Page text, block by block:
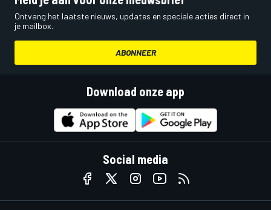
Ontvang het laatste nieuws, updates en speciale acties direct in
je mailbox.
ABONNEER
Download onze app
Social media